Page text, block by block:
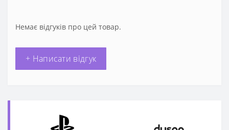
Немає відгуків про цей товар.
+ Написати відгук